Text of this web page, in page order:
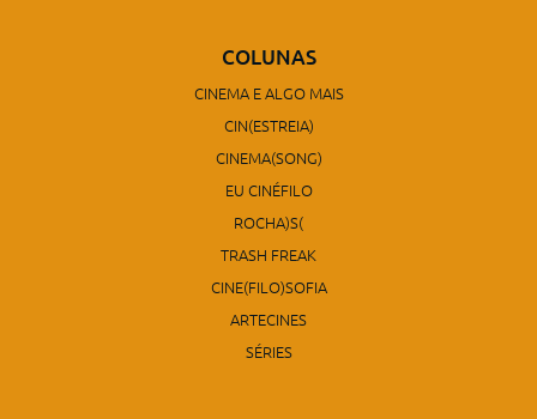
COLUNAS
CINEMA E ALGO MAIS
CIN(ESTREIA)
CINEMA(SONG)
EU CINÉFILO
ROCHA)S(
TRASH FREAK
CINE(FILO)SOFIA
ARTECINES
SÉRIES